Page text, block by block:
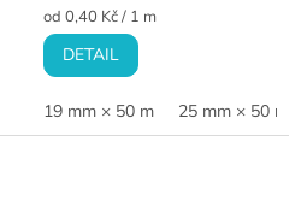
Měrná
cena:
od 0,40 Kč / 1 m
DETAIL
19 mm × 50 m 25 mm × 50 m